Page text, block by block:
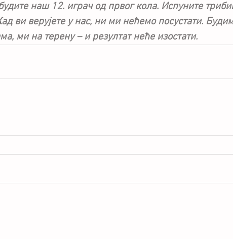
наш 12. играч од првог кола. Испуните
ви верујете у нас, ни ми нећемо посустати.
ми на терену – и резултат неће изостати.